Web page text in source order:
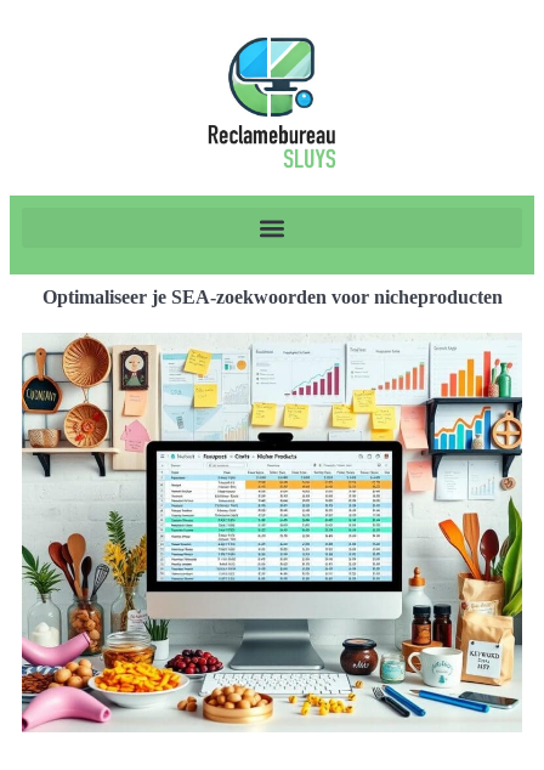
Optimaliseer je SEA-zoekwoorden voor nicheproducten